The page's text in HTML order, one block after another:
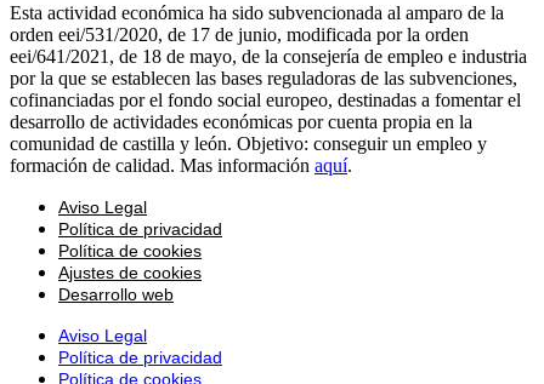
Esta actividad económica ha sido subvencionada al amparo de la
orden eei/531/2020, de 17 de junio, modificada por la orden
eei/641/2021, de 18 de mayo, de la consejería de empleo e industria
por la que se establecen las bases reguladoras de las subvenciones,
cofinanciadas por el fondo social europeo, destinadas a fomentar el
desarrollo de actividades económicas por cuenta propia en la
comunidad de castilla y león. Objetivo: conseguir un empleo y
formación de calidad. Mas información aquí.
Aviso Legal
Política de privacidad
Política de cookies
Ajustes de cookies
Desarrollo web
Aviso Legal
Política de privacidad
Política de cookies